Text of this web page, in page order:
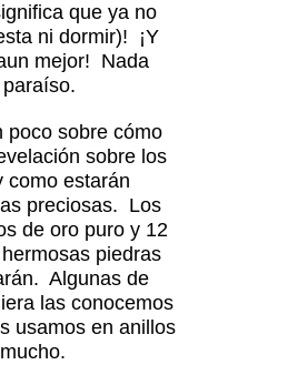
que ya no
ni dormir)! ¡Y
mejor! Nada
poco sobre cómo
sobre los
como estarán
preciosas. Los
de oro puro y 12
piedras
Algunas de
las conocemos
usamos en anillos